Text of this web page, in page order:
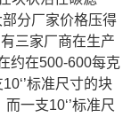
分厂家价格压得
三家厂商在生产
约在500-600每克
标准尺寸的块
一支10‘’标准尺